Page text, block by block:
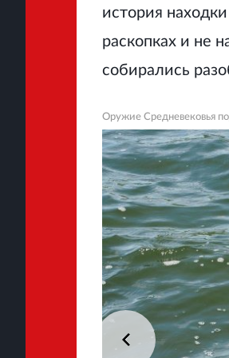
история
раскопках и не
собирались
Оружие Средневековья